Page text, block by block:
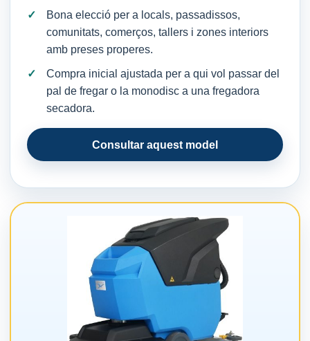
Bona elecció per a locals, passadissos,
comunitats, comerços, tallers i zones interiors
amb preses properes.
Compra inicial ajustada per a qui vol passar del
pal de fregar o la monodisc a una fregadora
secadora.
Consultar aquest model